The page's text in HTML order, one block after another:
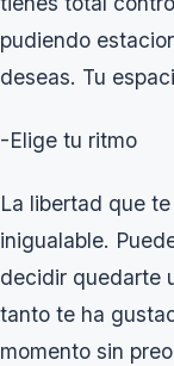
pudiendo
deseas. Tu
-Elige tu ritmo
La libertad que
inigualable.
decidir quedarte
tanto te ha
momento sin